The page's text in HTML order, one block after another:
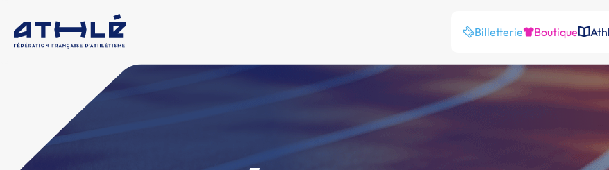
Billetterie Boutique